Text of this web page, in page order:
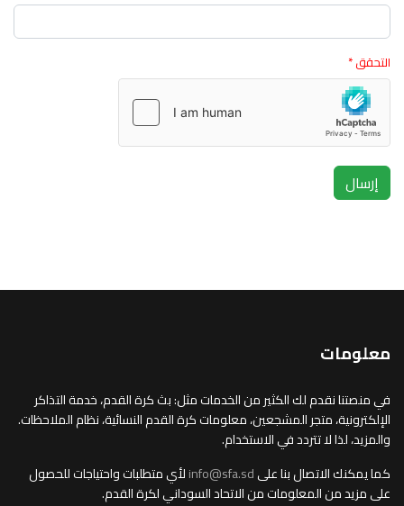
التحقق*
إرسال
معلومات
في منصتنا نقدم لك الكثير من الخدمات مثل: بث كرة القدم، خدمة التذاكر
الإلكترونية، متجر المشجعين، معلومات كرة القدم النسائية، نظام الملاحظات.
والمزيد، لذا لا تتردد في الاستخدام.
كما يمكنك الاتصال بنا علىinfo@sfa.sdلأي متطلبات واحتياجات للحصول
على مزيد من المعلومات من الاتحاد السوداني لكرة القدم.